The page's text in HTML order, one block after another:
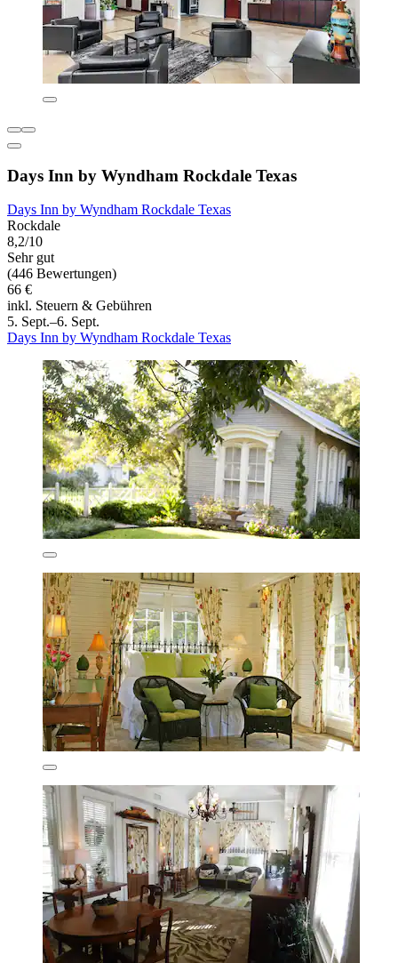
Days Inn by Wyndham Rockdale Texas
Days Inn by Wyndham Rockdale Texas
Rockdale
8,2/10
Sehr gut
(446 Bewertungen)
66 €
inkl. Steuern & Gebühren
5. Sept.–6. Sept.
Days Inn by Wyndham Rockdale Texas